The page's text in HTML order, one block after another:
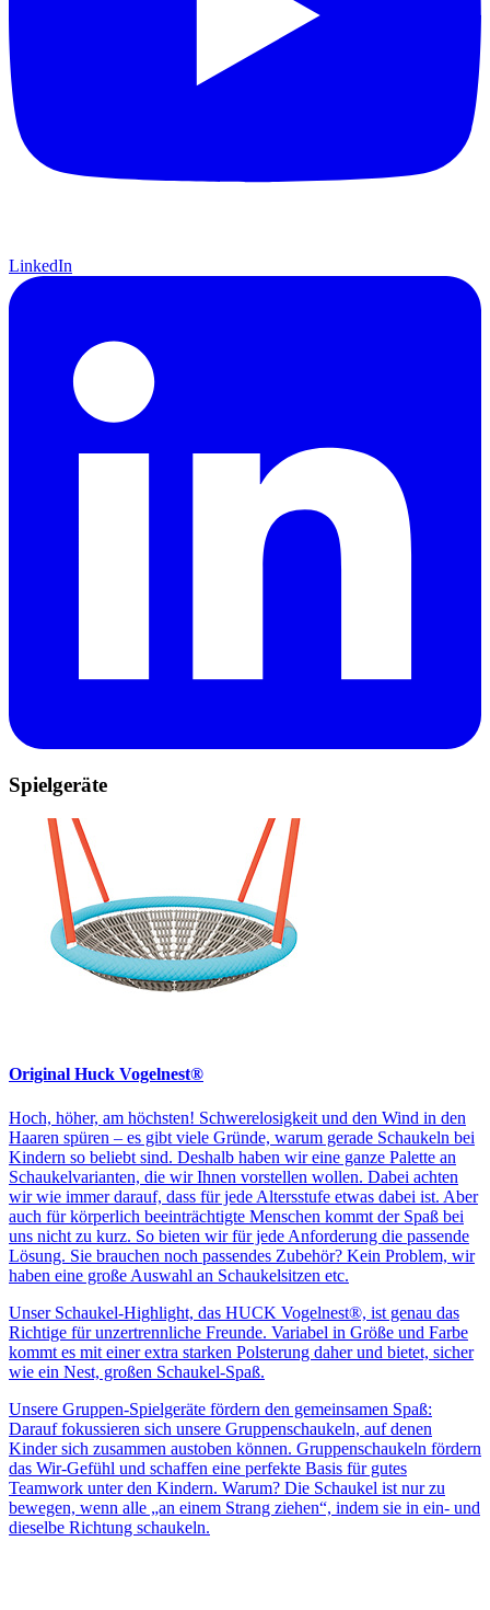
LinkedIn
Spielgeräte
Original Huck Vogelnest®
Hoch, höher, am höchsten! Schwerelosigkeit und den Wind in den
Haaren spüren – es gibt viele Gründe, warum gerade Schaukeln bei
Kindern so beliebt sind. Deshalb haben wir eine ganze Palette an
Schaukelvarianten, die wir Ihnen vorstellen wollen. Dabei achten
wir wie immer darauf, dass für jede Altersstufe etwas dabei ist. Aber
auch für körperlich beeinträchtigte Menschen kommt der Spaß bei
uns nicht zu kurz. So bieten wir für jede Anforderung die passende
Lösung. Sie brauchen noch passendes Zubehör? Kein Problem, wir
haben eine große Auswahl an Schaukelsitzen etc.
Unser Schaukel-Highlight, das HUCK Vogelnest®, ist genau das
Richtige für unzertrennliche Freunde. Variabel in Größe und Farbe
kommt es mit einer extra starken Polsterung daher und bietet, sicher
wie ein Nest, großen Schaukel-Spaß.
Unsere Gruppen-Spielgeräte fördern den gemeinsamen Spaß:
Darauf fokussieren sich unsere Gruppenschaukeln, auf denen
Kinder sich zusammen austoben können. Gruppenschaukeln fördern
das Wir-Gefühl und schaffen eine perfekte Basis für gutes
Teamwork unter den Kindern. Warum? Die Schaukel ist nur zu
bewegen, wenn alle „an einem Strang ziehen“, indem sie in ein- und
dieselbe Richtung schaukeln.